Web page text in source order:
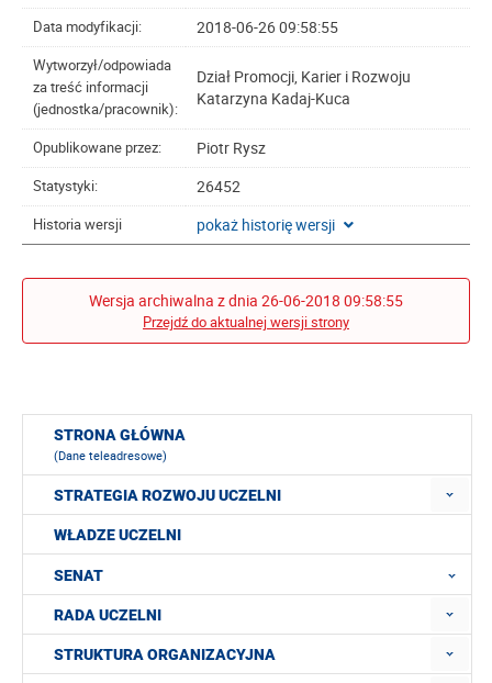
Data modyfikacji: 2018-06-26 09:58:55
Wytworzył/odpowiada
za treść informacji
(jednostka/pracownik):
Dział Promocji, Karier i Rozwoju
Katarzyna Kadaj-Kuca
Opublikowane przez: Piotr Rysz
Statystyki: 26452
Historia wersji pokaż historię wersji
Wersja archiwalna z dnia 26-06-2018 09:58:55
Przejdź do aktualnej wersji strony
STRONA GŁÓWNA
(Dane teleadresowe)
STRATEGIA ROZWOJU UCZELNI
WŁADZE UCZELNI
SENAT
RADA UCZELNI
STRUKTURA ORGANIZACYJNA